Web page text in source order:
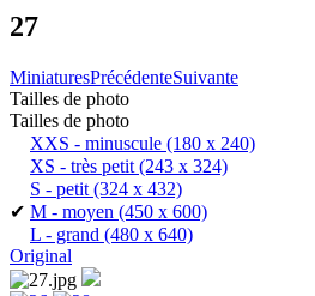
27
MiniaturesPrécédenteSuivante
Tailles de photo
Tailles de photo
XXS - minuscule (180 x 240)
XS - très petit (243 x 324)
S - petit (324 x 432)
✔ M - moyen (450 x 600)
L - grand (480 x 640)
Original